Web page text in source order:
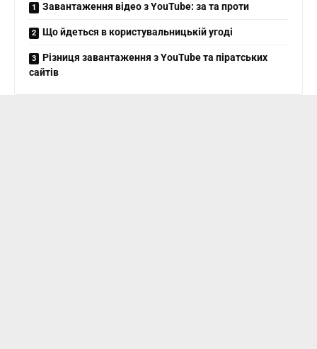
Завантаження відео з YouTube: за та проти
Що йдеться в користувальницькій угоді
Різниця завантаження з YouTube та піратських
сайтів